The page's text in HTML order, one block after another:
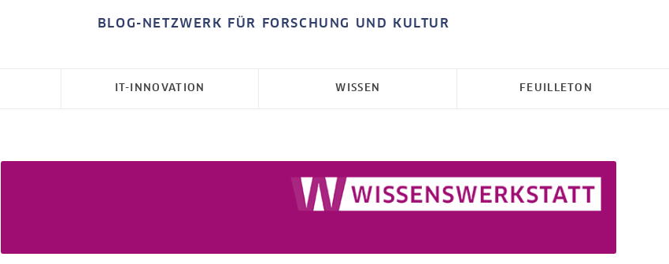
BLOG-NETZWERK FÜR FORSCHUNG UND KULTUR
IT-INNOVATION WISSEN FEUILLETON